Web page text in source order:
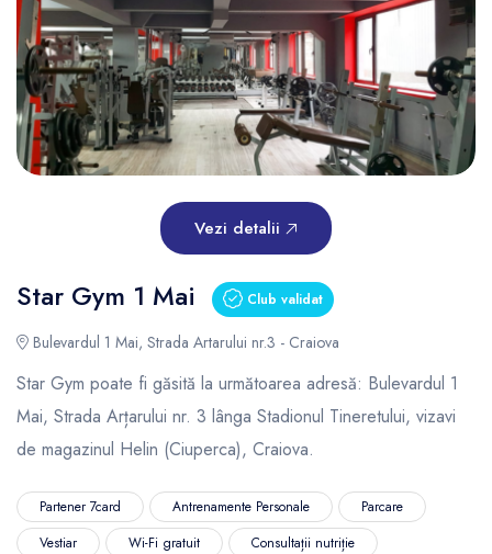
Vezi detalii
Star Gym 1 Mai Club validat
Bulevardul 1 Mai, Strada Artarului nr.3 - Craiova
Star Gym poate fi găsită la următoarea adresă: Bulevardul 1
Mai, Strada Arțarului nr. 3 lânga Stadionul Tineretului, vizavi
de magazinul Helin (Ciuperca), Craiova.
Partener 7card Antrenamente Personale
Parcare
Vestiar
Wi-Fi gratuit
Consultații nutriție